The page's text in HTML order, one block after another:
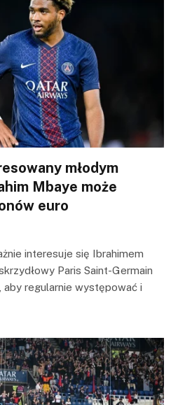
młodym
Mbaye może
euro
interesuje się Ibrahimem
Paris Saint-Germain
aby regularnie występować i